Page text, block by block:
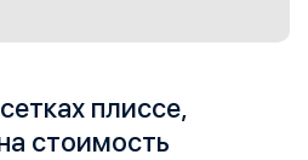
плиссе,
стоимость